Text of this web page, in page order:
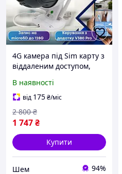
4G камера під Sim карту з
віддаленим доступом,
вулиці з датчиком руху,
4G-2024
В наявності
від 175₴/міс
1 747₴
2 800 ₴
Купити
Шем 94%